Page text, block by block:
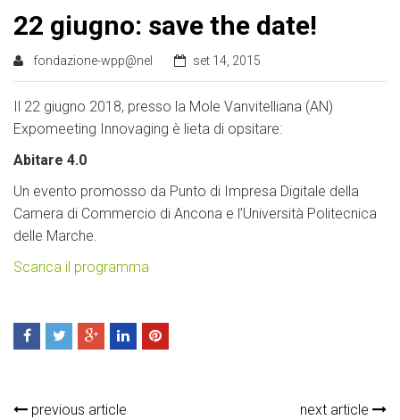
22 giugno: save the date!
fondazione-wpp@nel set 14, 2015
Il 22 giugno 2018, presso la Mole Vanvitelliana (AN)
Expomeeting Innovaging è lieta di opsitare:
Abitare 4.0
Un evento promosso da Punto di Impresa Digitale della
Camera di Commercio di Ancona e l’Università Politecnica
delle Marche.
Scarica il programma
previous article next article